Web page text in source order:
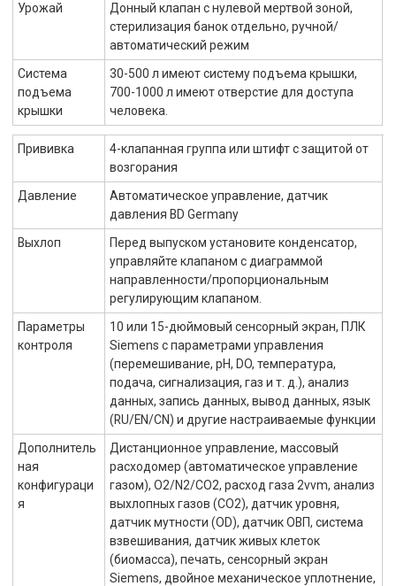
Урожай
Донный клапан с нулевой мертвой зоной,
стерилизация банок отдельно, ручной/
автоматический режим
Система
подъема
крышки
30-500 л имеют систему подъема крышки,
700-1000 л имеют отверстие для доступа
человека.
Прививка
4-клапанная группа или штифт с защитой от
возгорания
Давление
Автоматическое управление, датчик
давления BD Germany
Выхлоп
Перед выпуском установите конденсатор,
управляйте клапаном с диаграммой
направленности/пропорциональным
регулирующим клапаном.
Параметры
контроля
10 или 15-дюймовый сенсорный экран, ПЛК
Siemens с параметрами управления
(перемешивание, pH, DO, температура,
подача, сигнализация, газ и т. д.), анализ
данных, запись данных, вывод данных, язык
(RU/EN/CN) и другие настраиваемые функции
Дополнитель
ная
конфигураци
я
Дистанционное управление, массовый
расходомер (автоматическое управление
газом), O2/N2/CO2, расход газа 2vvm, анализ
выхлопных газов (CO2), датчик уровня,
датчик мутности (OD), датчик ОВП, система
взвешивания, датчик живых клеток
(биомасса), печать, сенсорный экран
Siemens, двойное механическое уплотнение,